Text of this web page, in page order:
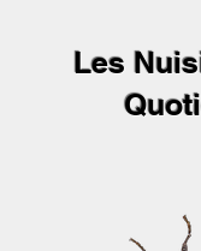
Les